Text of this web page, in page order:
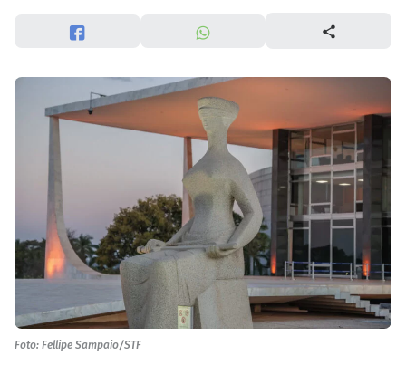
Foto: Fellipe Sampaio/STF